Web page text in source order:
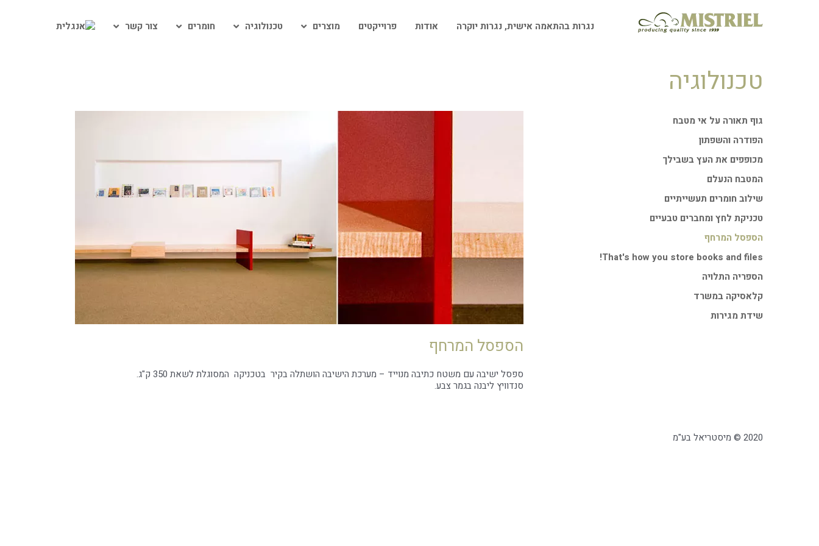
נגרות בהתאמה אישית, נגרות יוקרה אודות פרוייקטים מוצרים טכנולוגיה חומרים צור קשר
טכנולוגיה
גוף תאורה על אי מטבח
הפודרה והשפתון
מכופפים את העץ בשבילך
המטבח הנעלם
שילוב חומרים תעשייתיים
טכניקת לחץ ומחברים טבעיים
הספסל המרחף
That's how you store books and files!
הספריה התלויה
קלאסיקה במשרד
שידת מגירות
הספסל המרחף
ספסל ישיבה עם משטח כתיבה מנוייד – מערכת הישיבה הושתלה בקיר בטכניקה המסוגלת לשאת 350 ק"ג.
סנדוויץ ליבנה בגמר צבע.
2020 © מיסטריאל בע"מ